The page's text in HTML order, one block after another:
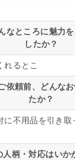
なところに魅力
したか？
れるとこ
依頼前、どんな
たか？
に不用品を引き
人柄・対応はいか